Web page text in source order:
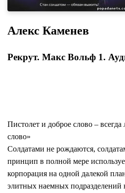
Алекс Каменев
Рекрут. Макс Вольф 1.
Пистолет и доброе слово –
слово»
Солдатами не рождаются,
принцип в полной мере
корпорация на одной далекой
элитных наемных подразделений